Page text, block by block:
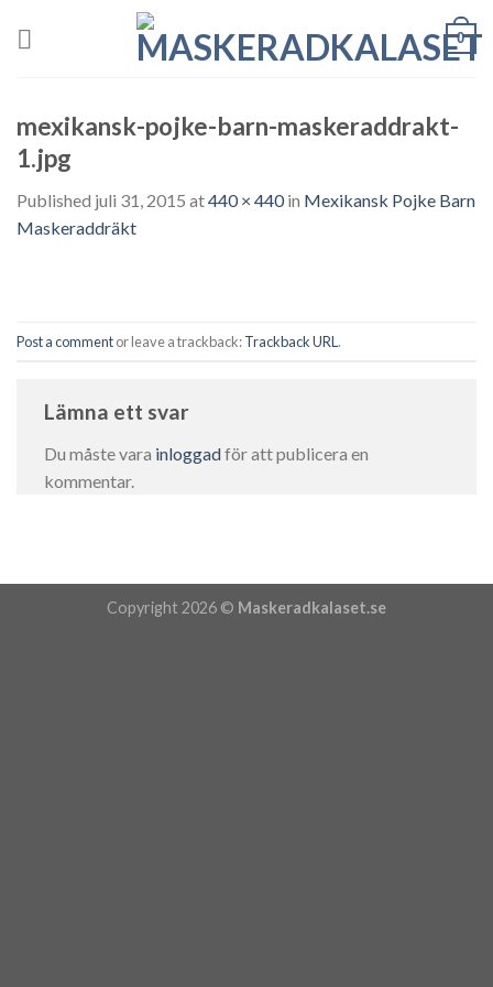
0
mexikansk-pojke-barn-maskeraddrakt-
1.jpg
Published juli 31, 2015 at440 × 440in Mexikansk Pojke Barn
Maskeraddräkt
Post a commentor leave a trackback:Trackback URL .
Lämna ett svar
Du måste vara inloggadför att publicera en
kommentar.
Copyright 2026 © Maskeradkalaset.se